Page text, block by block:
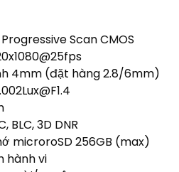
Scan CMOS
4mm (đặt hàng 2.8/6mm)
BLC, 3D DNR
microroSD 256GB (max)
hành vi